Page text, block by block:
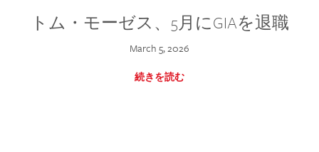
トム・モーゼス、5月にGIAを退職
March 5, 2026
続きを読む